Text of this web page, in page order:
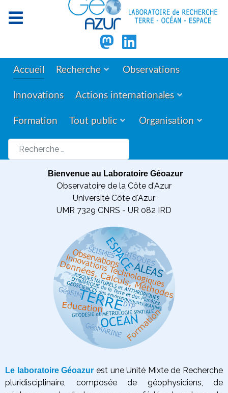
Accueil Recherche Observations
Innovations Actions internationales
Formation Tout public Organisation
Rechercher
Bienvenue au Laboratoire Géoazur
Observatoire de la Côte d'Azur
Université Côte d'Azur
UMR 7329 CNRS - UR 082 IRD
Le laboratoire Géoazur est une Unité Mixte de Recherche
pluridisciplinaire, composée de géophysiciens, de